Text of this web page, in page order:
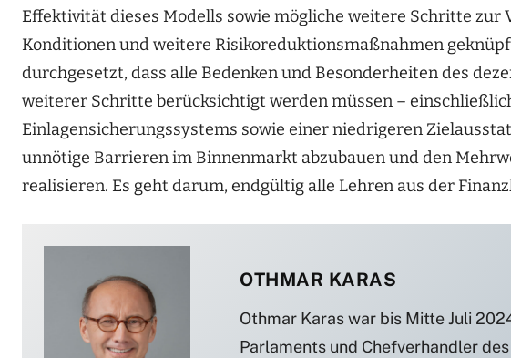
Effektivität dieses Modells sowie mögliche weitere Schritte zur
Konditionen und weitere Risikoreduktionsmaßnahmen
durchgesetzt, dass alle Bedenken und Besonderheiten des
weiterer Schritte berücksichtigt werden müssen –
Einlagensicherungssystems sowie einer niedrigeren
unnötige Barrieren im Binnenmarkt abzubauen und den
realisieren. Es geht darum, endgültig alle Lehren aus der
OTHMAR KARAS
Othmar Karas war bis Mitte Juli
Parlaments und Chefverhandler